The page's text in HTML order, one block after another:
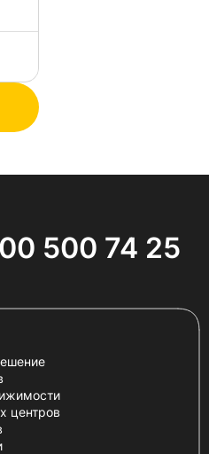
500 74 25
центров